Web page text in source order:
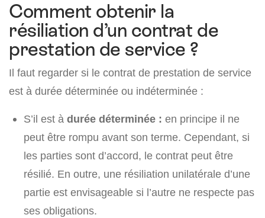
Comment obtenir la
résiliation d’un contrat de
prestation de service ?
Il faut regarder si le contrat de prestation de service
est à durée déterminée ou indéterminée :
S’il est à durée déterminée : en principe il ne
peut être rompu avant son terme. Cependant, si
les parties sont d’accord, le contrat peut être
résilié. En outre, une résiliation unilatérale d’une
partie est envisageable si l’autre ne respecte pas
ses obligations.